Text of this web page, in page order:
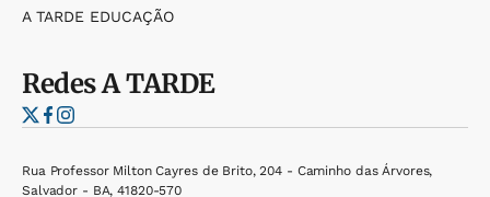
A TARDE EDUCAÇÃO
RedesA TARDE
Rua Professor Milton Cayres de Brito, 204 - Caminho das Árvores,
Salvador - BA, 41820-570